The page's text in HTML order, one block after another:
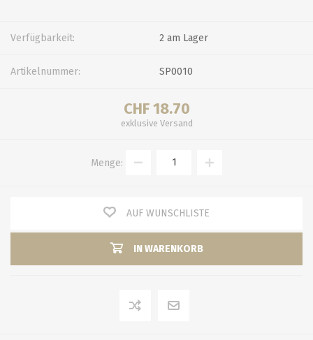
Verfügbarkeit: 2 am Lager
Artikelnummer: SP0010
CHF 18.70
exklusive Versand
Menge:
AUF WUNSCHLISTE
IN WARENKORB